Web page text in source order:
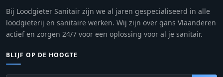
Bij Loodgieter Sanitair zijn we al jaren gespecialiseerd in alle
loodgieterij en sanitaire werken. Wij zijn over gans Vlaanderen
actief en zorgen 24/7 voor een oplossing voor al je sanitair.
BLIJF OP DE HOOGTE